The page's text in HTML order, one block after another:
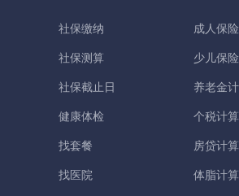
社保缴纳
社保测算
社保截止日
健康体检
找套餐
找医院
成人保险
少儿保险
养老金
个税计
房贷计
体脂计